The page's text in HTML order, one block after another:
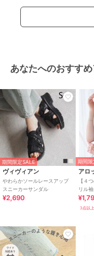
あなたへのおすす
期間限定SALE
ヴィヴィアン
やわらかソールレースアップ
スニーカーサンダル
¥2,690
期間
アロ
【４
リル
3点以